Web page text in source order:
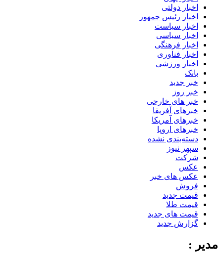
اخبار دولتی
اخبار رئیس جمهور
اخبار سیاست
اخبار سیاسی
اخبار فرهنگی
اخبار فناوری
اخبار ورزشی
بانک
خبر جدید
خبر روز
خبر های خارجی
خبرهای آفریقا
خبرهای آمریکا
خبرهای اروپا
دسته‌بندی نشده
سپهر نیوز
شرکت
عکس
عکس های خبر
فروش
قیمت جدید
قیمت طلا
قیمت های جدید
گزارش جدید
مدیر :